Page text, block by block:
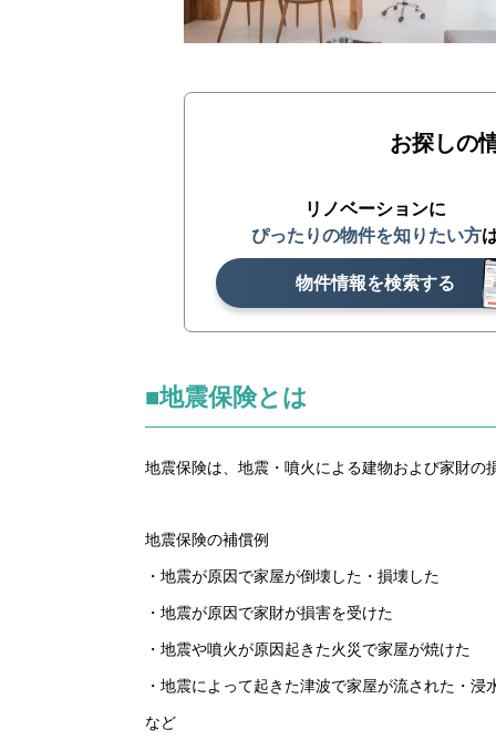
お探しの
リノベーションに
ぴったりの物件を知りたい方
物件情報を検索する
■地震保険とは
地震保険は、地震・噴火による建物および家財の
地震保険の補償例
・地震が原因で家屋が倒壊した・損壊した
・地震が原因で家財が損害を受けた
・地震や噴火が原因起きた火災で家屋が焼けた
・地震によって起きた津波で家屋が流された・浸
など